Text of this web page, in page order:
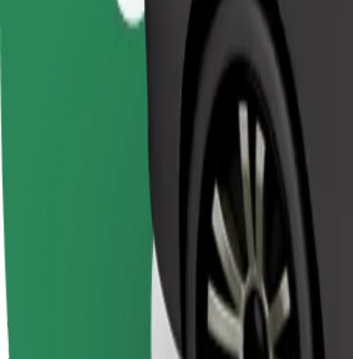
Větší vozidla s dostatkem místa pro nohy a úložným prostorem
Odhadovaná doba jízdy
14 min